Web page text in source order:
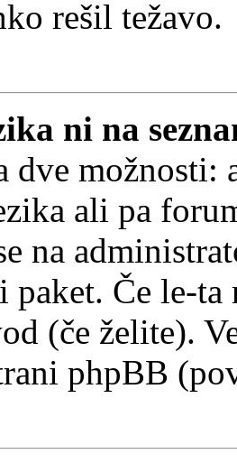
rešil težavo.
ni na
dve
ali pa
na
Če le-ta
(če želite).
phpBB